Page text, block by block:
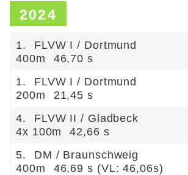
2024
1.
FLVW I / Dortmund
400m
46,70 s
1.
FLVW I / Dortmund
200m
21,45 s
4.
FLVW II / Gladbeck
4x 100m
42,66 s
5.
DM / Braunschweig
400m
46,69 s (VL: 46,06s)